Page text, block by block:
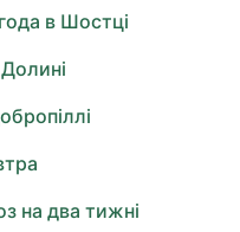
в Шостці
на два тижні